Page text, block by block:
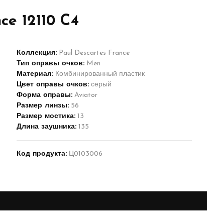
12110 C4
Коллекция: Paul Descartes France
Тип оправы очков: Men
Материал: Комбинированный пластик
Цвет оправы очков: серый
Форма оправы: Aviator
Размер линзы: 56
Размер мостика: 13
Длина заушника: 135
Код продукта: Ц0103006